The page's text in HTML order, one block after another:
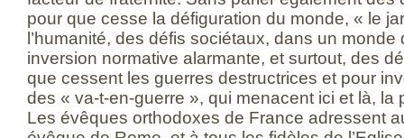
pour que cesse la défiguration du monde, « le
l’humanité, des défis sociétaux, dans un monde
inversion normative alarmante, et surtout, des
que cessent les guerres destructrices et pour
des « va-t-en-guerre », qui menacent ici et là,
Les évêques orthodoxes de France adressent